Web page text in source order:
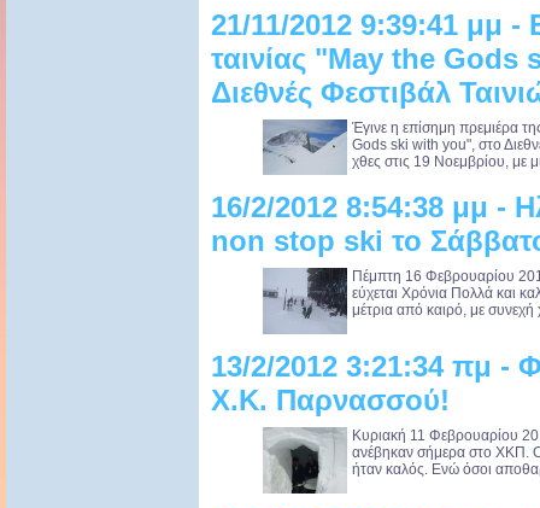
21/11/2012 9:39:41 μμ -
ταινίας "May the
Διεθνές Φεστιβάλ
Έγινε η επίσημη πρεμιέρα
Gods ski with you", στο
χθες στις 19 Νοεμβρίου, με
16/2/2012 8:54:38 μμ -
non stop ski το
Πέμπτη 16 Φεβρουαρίου
εύχεται Χρόνια Πολλά και
μέτρια από καιρό, με
13/2/2012 3:21:34 πμ -
Χ.Κ. Παρνασσού!
Κυριακή 11 Φεβρουαρίου
ανέβηκαν σήμερα στο ΧΚΠ. Ο
ήταν καλός. Ενώ όσοι